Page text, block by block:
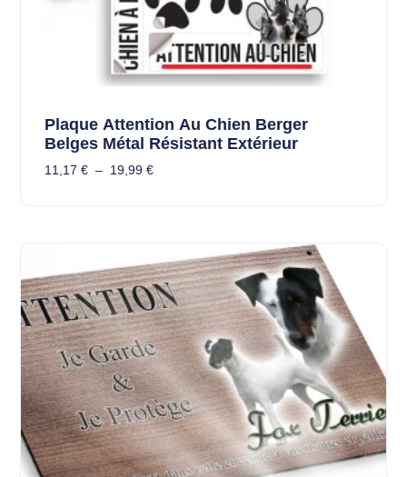
Plaque Attention Au Chien Berger
Belges Métal Résistant Extérieur
11,17 € – 19,99 €